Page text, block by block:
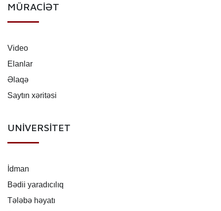
MÜRACİƏT
Video
Elanlar
Əlaqə
Saytın xəritəsi
UNİVERSİTET
İdman
Bədii yaradıcılıq
Tələbə həyatı